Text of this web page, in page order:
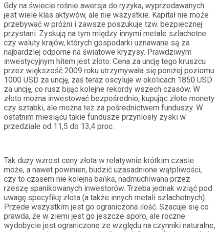
Gdy na świecie rośnie awersja do ryzyka, wyprzedawanych
jest wiele klas aktywów, ale nie wszystkie. Kapitał nie może
przebywać w próżni i zawsze poszukuje tzw. bezpiecznej
przystani. Zyskują na tym między innymi metale szlachetne
czy waluty krajów, których gospodarki uznawane są za
najbardziej odporne na światowe kryzysy. Prawdziwym
inwestycyjnym hitem jest złoto. Cena za uncję tego kruszcu
przez większość 2009 roku utrzymywała się poniżej poziomu
1000 USD za uncję, zaś teraz oscyluje w okolicach 1850 USD
za uncję, co rusz bijąc kolejne rekordy wszech czasów. W
złoto można inwestować bezpośrednio, kupując złote monety
czy sztabki, ale można też za pośrednictwem funduszy. W
ostatnim miesiącu takie fundusze przyniosły zyski w
przedziale od 11,5 do 13,4 proc.
Tak duży wzrost ceny złota w relatywnie krótkim czasie
może, a nawet powinien, budzić uzasadnione wątpliwości,
czy to czasem nie kolejna bańka, nadmuchiwana przez
rzeszę spanikowanych inwestorów. Trzeba jednak wziąć pod
uwagę specyfikę złota (a także innych metali szlachetnych).
Przede wszystkim jest go ograniczona ilość. Szacuje się co
prawda, że w ziemi jest go jeszcze sporo, ale roczne
wydobycie jest ograniczone ze względu na czynniki naturalne,